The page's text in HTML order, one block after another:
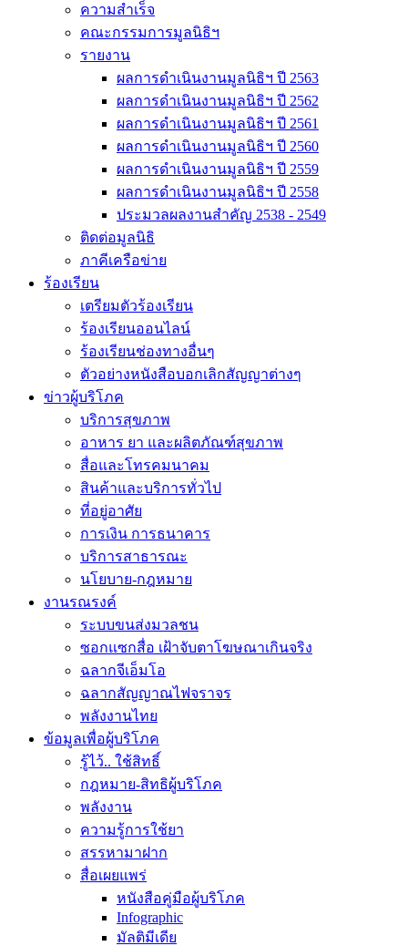
ความสำเร็จ
คณะกรรมการมูลนิธิฯ
รายงาน
ผลการดำเนินงานมูลนิธิฯ ปี 2563
ผลการดำเนินงานมูลนิธิฯ ปี 2562
ผลการดำเนินงานมูลนิธิฯ ปี 2561
ผลการดำเนินงานมูลนิธิฯ ปี 2560
ผลการดำเนินงานมูลนิธิฯ ปี 2559
ผลการดำเนินงานมูลนิธิฯ ปี 2558
ประมวลผลงานสำคัญ 2538 - 2549
ติดต่อมูลนิธิ
ภาคีเครือข่าย
ร้องเรียน
เตรียมตัวร้องเรียน
ร้องเรียนออนไลน์
ร้องเรียนช่องทางอื่นๆ
ตัวอย่างหนังสือบอกเลิกสัญญาต่างๆ
ข่าวผู้บริโภค
บริการสุขภาพ
อาหาร ยา และผลิตภัณฑ์สุขภาพ
สื่อและโทรคมนาคม
สินค้าและบริการทั่วไป
ที่อยู่อาศัย
การเงิน การธนาคาร
บริการสาธารณะ
นโยบาย-กฎหมาย
งานรณรงค์
ระบบขนส่งมวลชน
ซอกแซกสื่อ เฝ้าจับตาโฆษณาเกินจริง
ฉลากจีเอ็มโอ
ฉลากสัญญาณไฟจราจร
พลังงานไทย
ข้อมูลเพื่อผู้บริโภค
รู้ไว้.. ใช้สิทธิ์
กฎหมาย-สิทธิผู้บริโภค
พลังงาน
ความรู้การใช้ยา
สรรหามาฝาก
สื่อเผยแพร่
หนังสือคู่มือผู้บริโภค
Infographic
มัลติมีเดีย